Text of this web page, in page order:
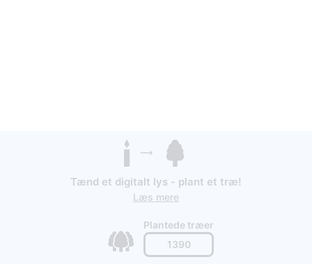
Tænd et digitalt lys - plant et træ!
Læs mere
Plantede træer
1390